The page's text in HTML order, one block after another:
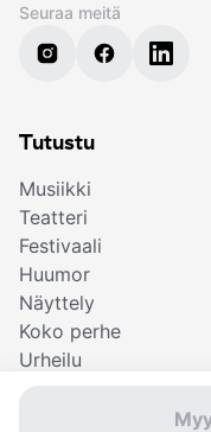
Seuraa meitä
Tutustu
Musiikki
Teatteri
Festivaali
Huumor
Näyttely
Koko perhe
Urheilu